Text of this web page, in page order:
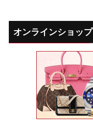
オンラインショップ